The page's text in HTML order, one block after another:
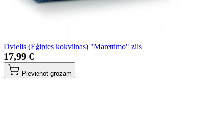
Dvielis (Ēģiptes kokvilnas) "Marettimo" zils
17,99 €
Pievienot grozam